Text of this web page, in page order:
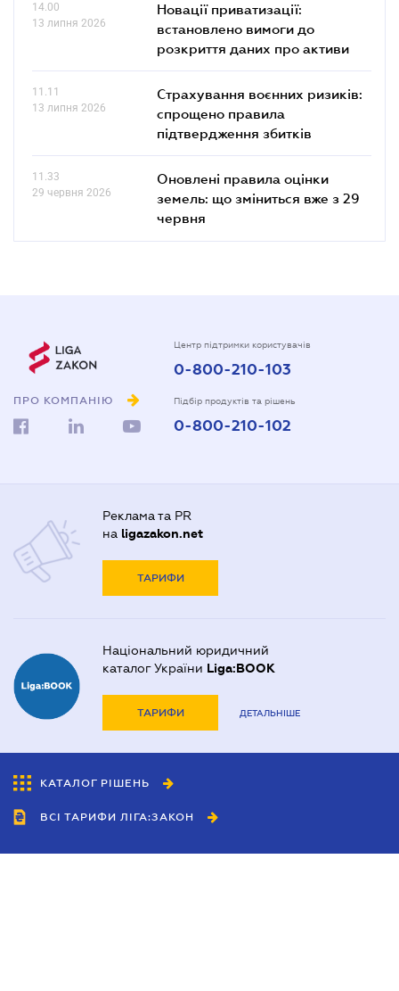
14.00
13 липня 2026
Новації приватизації:
встановлено вимоги до
розкриття даних про активи
11.11
13 липня 2026
Страхування воєнних ризиків:
спрощено правила
підтвердження збитків
11.33
29 червня 2026
Оновлені правила оцінки
земель: що зміниться вже з 29
червня
ПРО КОМПАНІЮ
Центр підтримки користувачів
0-800-210-103
Підбір продуктів та рішень
0-800-210-102
Реклама та PR
на ligazakon.net
ТАРИФИ
Національний юридичний
каталог України Liga:BOOK
ТАРИФИ ДЕТАЛЬНІШЕ
КАТАЛОГ РІШЕНЬ
ВСІ ТАРИФИ ЛІГА:ЗАКОН